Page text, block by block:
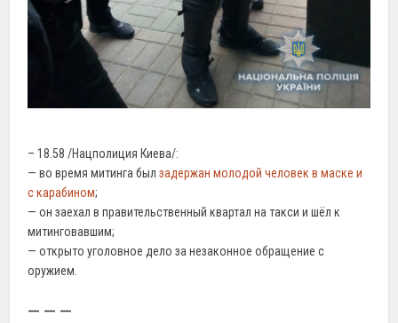
– 18.58 /Нацполиция Киева/:
— во время митинга былзадержан молодой человек в маске и
с карабином;
— он заехал в правительственный квартал на такси и шёл к
митинговавшим;
— открыто уголовное дело за незаконное обращение с
оружием.
— — —